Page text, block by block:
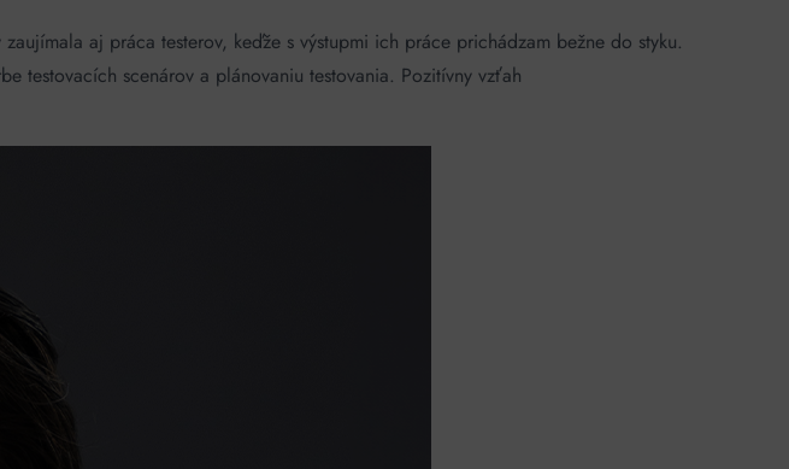
aj práca testerov, keďže s výstupmi ich práce prichádzam bežne do styku.
testovacích scenárov a plánovaniu testovania. Pozitívny vzťah